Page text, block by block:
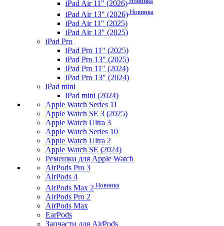
iPad Air 11" (2026)
iPad Air 13" (2026) Новинка
iPad Air 11" (2025)
iPad Air 13" (2025)
iPad Pro
iPad Pro 11" (2025)
iPad Pro 13" (2025)
iPad Pro 11" (2024)
iPad Pro 13" (2024)
iPad mini
iPad mini (2024)
Apple Watch Series 11
Apple Watch SE 3 (2025)
Apple Watch Ultra 3
Apple Watch Series 10
Apple Watch Ultra 2
Apple Watch SE (2024)
Ремешки для Apple Watch
AirPods Pro 3
AirPods 4
AirPods Max 2 Новинка
AirPods Pro 2
AirPods Max
EarPods
Запчасти для AirPods